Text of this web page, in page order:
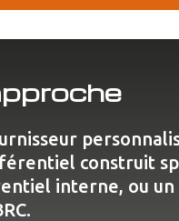
construit
interne, ou